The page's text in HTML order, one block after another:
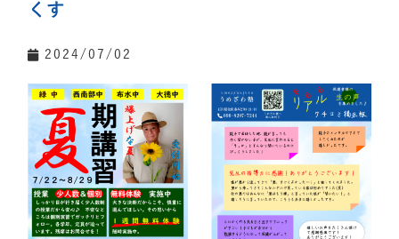
くす
2024/07/02